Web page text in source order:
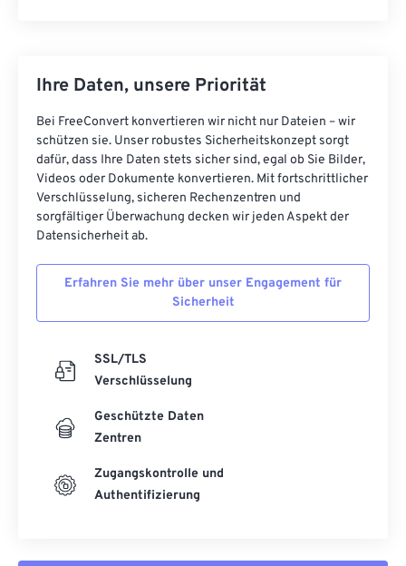
Ihre Daten, unsere Priorität
Bei FreeConvert konvertieren wir nicht nur Dateien – wir
schützen sie. Unser robustes Sicherheitskonzept sorgt
dafür, dass Ihre Daten stets sicher sind, egal ob Sie Bilder,
Videos oder Dokumente konvertieren. Mit fortschrittlicher
Verschlüsselung, sicheren Rechenzentren und
sorgfältiger Überwachung decken wir jeden Aspekt der
Datensicherheit ab.
Erfahren Sie mehr über unser Engagement für
Sicherheit
SSL/TLS
Verschlüsselung
Geschützte Daten
Zentren
Zugangskontrolle und
Authentifizierung